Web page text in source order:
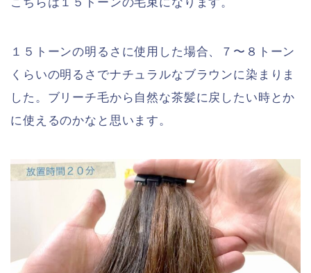
１５トーンの明るさに使用した場合、７〜８トーン
くらいの明るさでナチュラルなブラウンに染まりま
した。ブリーチ毛から自然な茶髪に戻したい時とか
に使えるのかなと思います。